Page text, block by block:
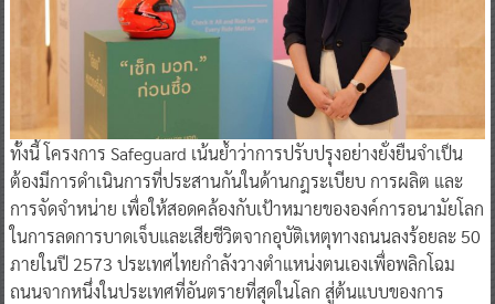
ทั้งนี้ โครงการ Safeguard เน้นย้ำว่าการปรับปรุงอย่างยั่งยืนจำเป็น
ต้องมีการดำเนินการที่ประสานกันในด้านกฎระเบียบ การผลิต และ
การจัดจำหน่าย เพื่อให้สอดคล้องกับเป้าหมายขององค์การอนามัยโลก
ในการลดการบาดเจ็บและเสียชีวิตจากอุบัติเหตุทางถนนลงร้อยละ 50
ภายในปี 2573 ประเทศไทยกำลังวางตำแหน่งตนเองเพื่อพลิกโฉม
ถนนจากหนึ่งในประเทศที่อันตรายที่สุดในโลก สู่ต้นแบบของการ